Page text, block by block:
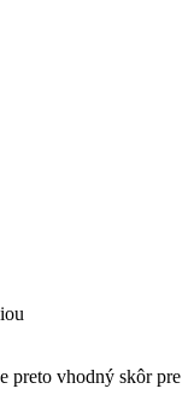
preto vhodný skôr pre